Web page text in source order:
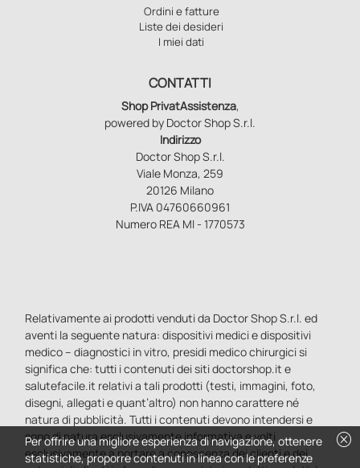
Ordini e fatture
Liste dei desideri
I miei dati
CONTATTI
Shop PrivatAssistenza,
powered by Doctor Shop S.r.l.
Indirizzo
Doctor Shop S.r.l.
Viale Monza, 259
20126 Milano
P.IVA 04760660961
Numero REA MI - 1770573
Relativamente ai prodotti venduti da Doctor Shop S.r.l. ed
aventi la seguente natura: dispositivi medici e dispositivi
medico – diagnostici in vitro, presidi medico chirurgici si
significa che: tutti i contenuti dei siti doctorshop.it e
salutefacile.it relativi a tali prodotti (testi, immagini, foto,
disegni, allegati e quant’altro) non hanno carattere né
natura di pubblicità. Tutti i contenuti devono intendersi e
sono di natura esclusivamente informativa e volti
esclusivamente a portare a conoscenza dei clienti e dei
cancel
Per offrire una migliore esperienza di navigazione, ottenere
statistiche, proporre contenuti in linea con le preferenze